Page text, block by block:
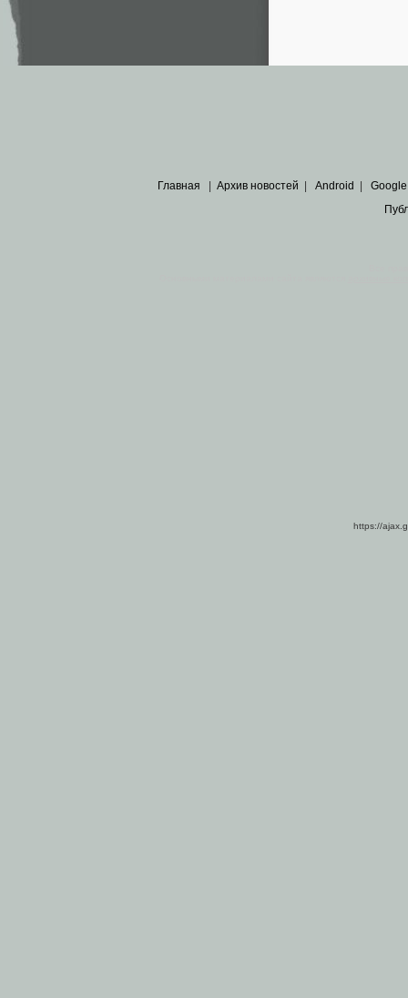
Главная Архив новостей Android Google
https://